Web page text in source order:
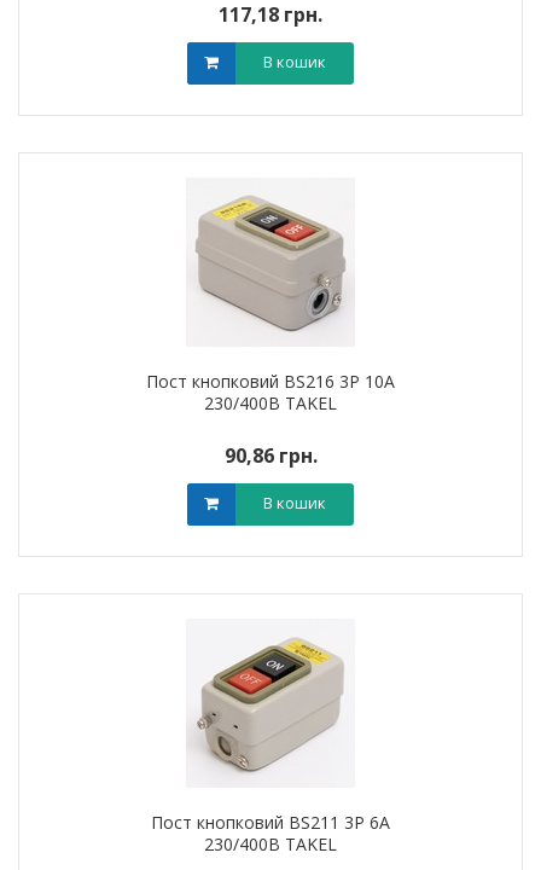
117,18 грн.
В кошик
Пост кнопковий BS216 3P 10A
230/400В TAKEL
90,86 грн.
В кошик
Пост кнопковий BS211 3P 6A
230/400В TAKEL